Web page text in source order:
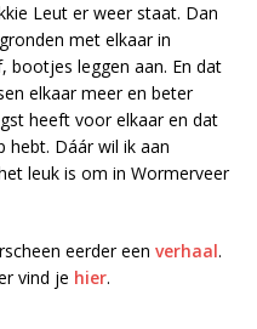
Leut er weer staat. Dan
met elkaar in
bootjes leggen aan. En dat
elkaar meer en beter
heeft voor elkaar en dat
hebt. Dáár wil ik aan
leuk is om in Wormerveer
eerder een verhaal.
vind je hier.